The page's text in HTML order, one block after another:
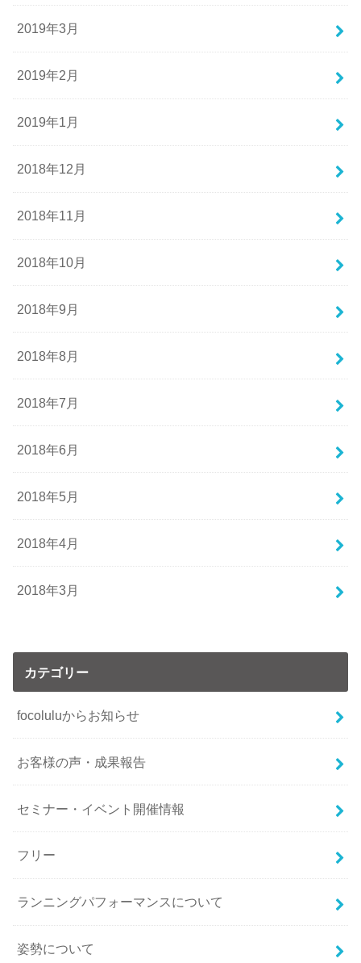
2019年3月
2019年2月
2019年1月
2018年12月
2018年11月
2018年10月
2018年9月
2018年8月
2018年7月
2018年6月
2018年5月
2018年4月
2018年3月
カテゴリー
focoluluからお知らせ
お客様の声・成果報告
セミナー・イベント開催情報
フリー
ランニングパフォーマンスについて
姿勢について